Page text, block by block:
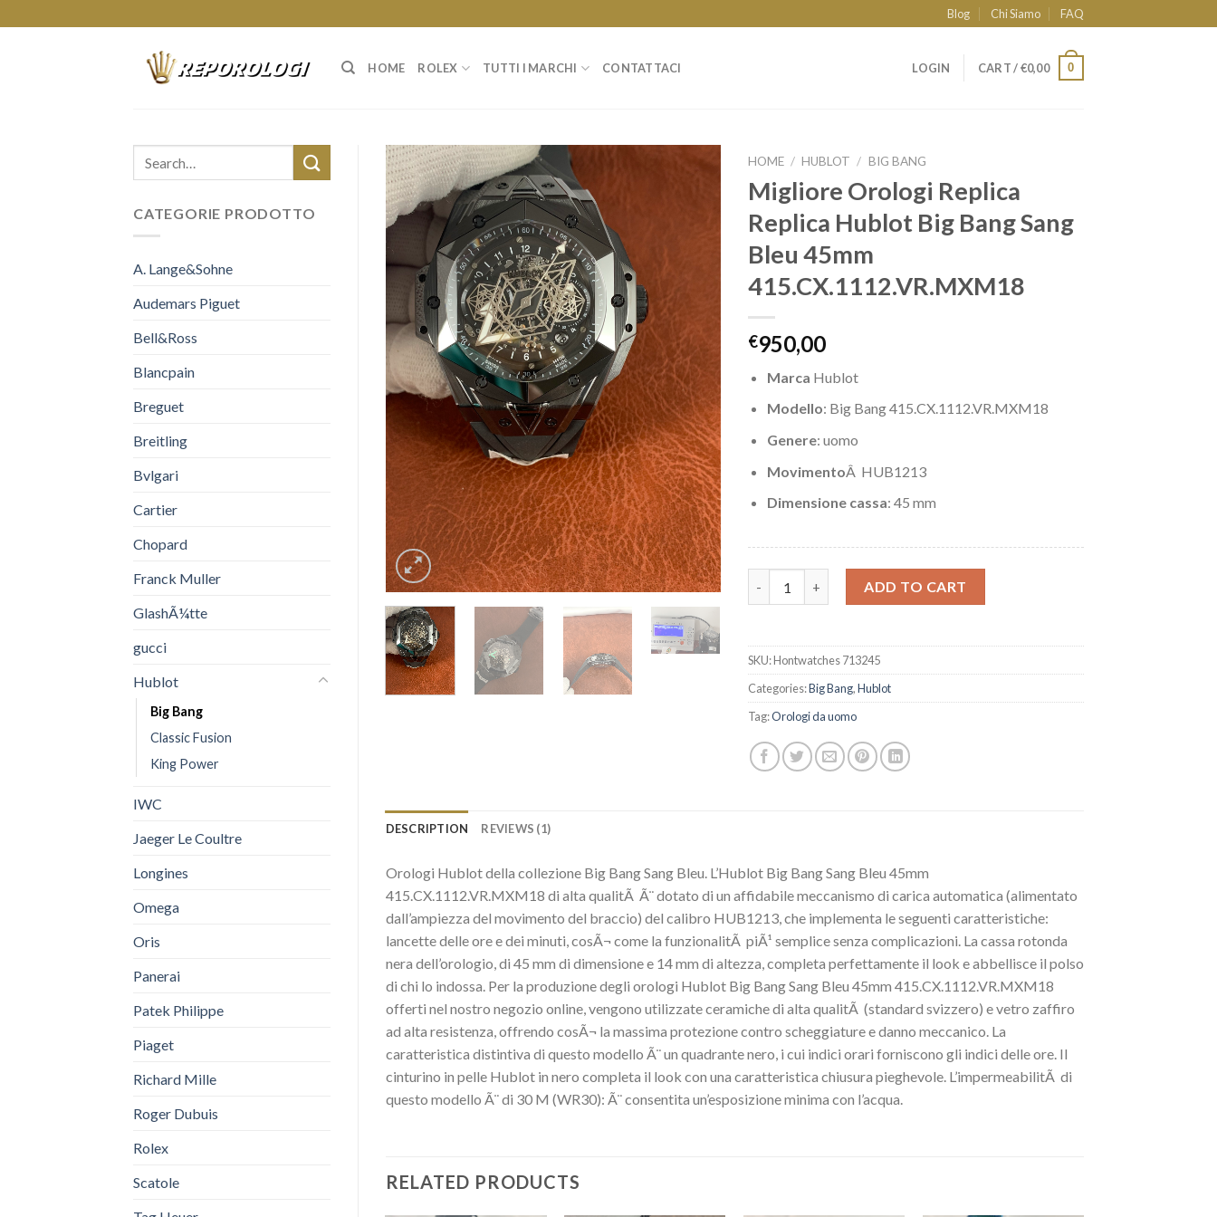
to
Blog Chi Siamo FAQ
HOME ROLEX TUTTI I MARCHI CONTATTACI LOGIN CART /€0,00 0
CATEGORIE PRODOTTO
A. Lange&Sohne
Audemars Piguet
Bell&Ross
Blancpain
Breguet
Breitling
Bvlgari
Cartier
Chopard
Franck Muller
GlashÃ¼tte
gucci
Hublot
Big Bang
Classic Fusion
King Power
IWC
Jaeger Le Coultre
Longines
Omega
Oris
Panerai
Patek Philippe
Piaget
Richard Mille
Roger Dubuis
Rolex
Scatole
HOME / HUBLOT / BIG BANG
Migliore Orologi Replica
Replica Hublot Big Bang Sang
Bleu 45mm
415.CX.1112.VR.MXM18
€950,00
Marca Hublot
Modello: Big Bang 415.CX.1112.VR.MXM18
Genere: uomo
MovimentoÂ HUB1213
Dimensione cassa: 45 mm
ADD TO CART
SKU:Hontwatches 713245
Categories:Big Bang,Hublot
Tag:Orologi da uomo
DESCRIPTION REVIEWS (1)
Orologi Hublot della collezione Big Bang Sang Bleu. L’Hublot Big Bang Sang Bleu 45mm
415.CX.1112.VR.MXM18 di alta qualitÃ Ã¨ dotato di un affidabile meccanismo di carica automatica (alimentato
dall’ampiezza del movimento del braccio) del calibro HUB1213, che implementa le seguenti caratteristiche:
lancette delle ore e dei minuti, cosÃ¬ come la funzionalitÃ piÃ¹ semplice senza complicazioni. La cassa rotonda
nera dell’orologio, di 45 mm di dimensione e 14 mm di altezza, completa perfettamente il look e abbellisce il polso
di chi lo indossa. Per la produzione degli orologi Hublot Big Bang Sang Bleu 45mm 415.CX.1112.VR.MXM18
offerti nel nostro negozio online, vengono utilizzate ceramiche di alta qualitÃ (standard svizzero) e vetro zaffiro
ad alta resistenza, offrendo cosÃ¬ la massima protezione contro scheggiature e danno meccanico. La
caratteristica distintiva di questo modello Ã¨ un quadrante nero, i cui indici orari forniscono gli indici delle ore. Il
cinturino in pelle Hublot in nero completa il look con una caratteristica chiusura pieghevole. L’impermeabilitÃ di
questo modello Ã¨ di 30 M (WR30): Ã¨ consentita un’esposizione minima con l’acqua.
RELATED PRODUCTS